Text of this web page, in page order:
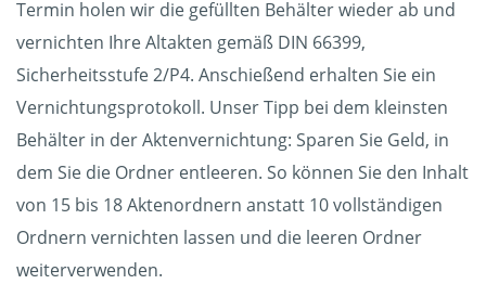
Termin holen wir die gefüllten Behälter wieder ab und
vernichten Ihre Altakten gemäß DIN 66399,
Sicherheitsstufe 2/P4. Anschießend erhalten Sie ein
Vernichtungsprotokoll. Unser Tipp bei dem kleinsten
Behälter in der Aktenvernichtung: Sparen Sie Geld, in
dem Sie die Ordner entleeren. So können Sie den Inhalt
von 15 bis 18 Aktenordnern anstatt 10 vollständigen
Ordnern vernichten lassen und die leeren Ordner
weiterverwenden.